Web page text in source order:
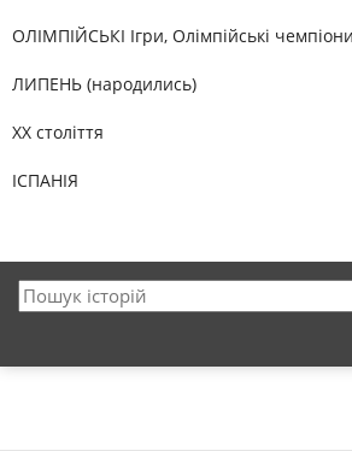
ОЛІМПІЙСЬКІ Ігри, Олімпійські чемпіони
ЛИПЕНЬ (народились)
XX століття
ІСПАНІЯ